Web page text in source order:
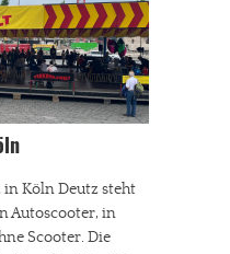
Köln Deutz steht
Autoscooter, in
Scooter. Die